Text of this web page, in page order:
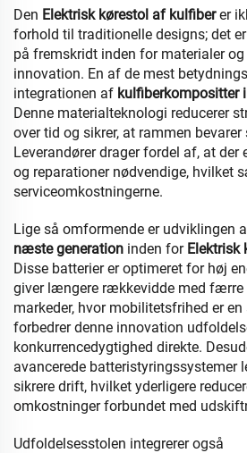
Den Elektrisk kørestol af kulfiberer
forhold til traditionelle designs; det
på fremskridt inden for materialer og
innovation. En af de mest
integrationen af kulfiberkompositter
Denne materialteknologi reducerer
over tid og sikrer, at rammen
Leverandører drager fordel af, at
og reparationer nødvendige, hvilket
serviceomkostningerne.
Lige så omformende er udviklingen
næste generation inden for Elektrisk
Disse batterier er optimeret for høj
giver længere rækkevidde med færre
markeder, hvor mobilitetsfrihed er
forbedrer denne innovation
konkurrencedygtighed direkte.
avancerede batteristyringssystemer
sikrere drift, hvilket yderligere
omkostninger forbundet med
Udfoldelsesstolen integrerer også